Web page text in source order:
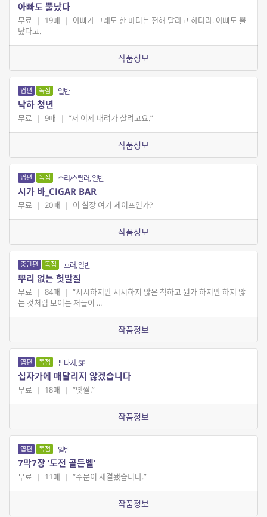
아빠도 뿔났다
무료 | 19매 |
아빠가 그래도 한 마디는 전해 달라고 하더라. 아빠도 뿔
났다고.
작품정보
엽편 독점 일반
낙하 청년
무료 | 9매 | “저 이제 내려가 살려고요.”
작품정보
엽편 독점 추리/스릴러, 일반
시가 바_CIGAR BAR
무료 | 20매 | 이 실장 여기 세이프인가?
작품정보
중단편 독점 호러, 일반
뿌리 없는 헛발질
무료 | 84매 | “시시하지만 시시하지 않은 척하고 뭔가 하지만 하지 않
는 것처럼 보이는 저들이 ...
작품정보
엽편 독점 판타지, SF
십자가에 매달리지 않겠습니다
무료 | 18매 | “옛썰.”
작품정보
엽편 독점 일반
7막7장 ‘도전 골든벨’
무료 | 11매 | “주문이 체결됐습니다.”
작품정보